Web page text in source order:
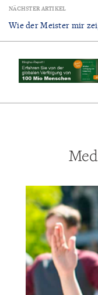
NÄCHSTER ARTIKEL
Wie der Meister mir